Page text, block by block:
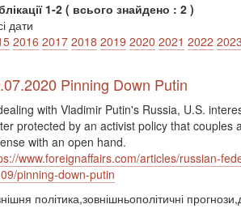
1-2 ( всього знайдено : 2 )
дати
2016 2017 2018 2019 2020 2021 2022
Pinning Down Putin
with Vladimir Putin's Russia, U.S.
protected by an activist policy that couples
with an open hand.
www.foreignaffairs.com/articles/russian-
pinning-down-putin
політика,зовнішньополітичні